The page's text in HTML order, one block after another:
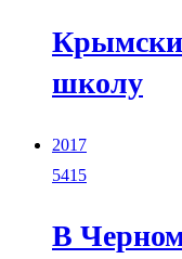
школу
2017
5415
В